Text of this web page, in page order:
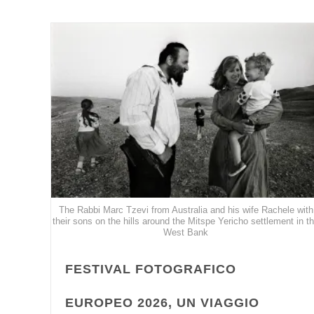
The Rabbi Marc Tzevi from Australia and his wife Rachele with
their sons on the hills around the Mitspe Yericho settlement in
West Bank
FESTIVAL FOTOGRAFICO
EUROPEO 2026, UN VIAGGIO